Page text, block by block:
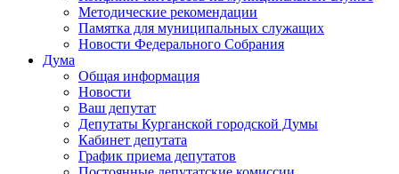
Методические рекомендации
Памятка для муниципальных служащих
Новости Федерального Cобрания
Дума
Общая информация
Новости
Ваш депутат
Депутаты Курганской городской Думы
Кабинет депутата
График приема депутатов